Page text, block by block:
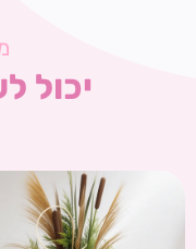
יכול